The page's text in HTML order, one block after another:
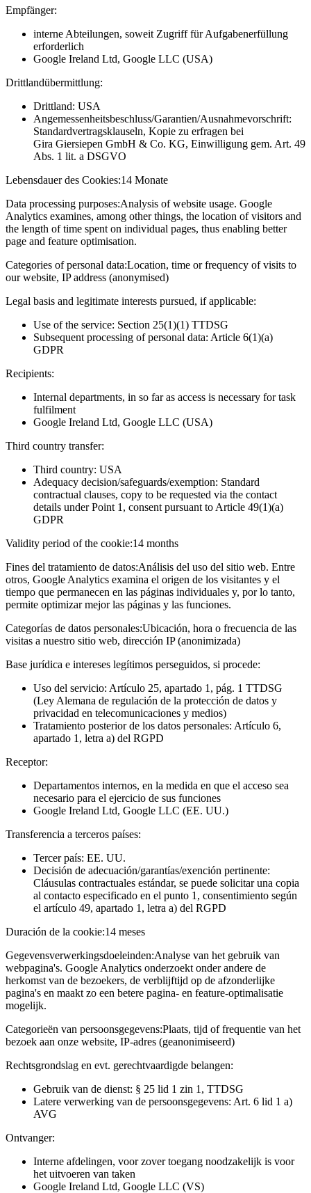
Empfänger:
interne Abteilungen, soweit Zugriff für Aufgabenerfüllung
erforderlich
Google Ireland Ltd, Google LLC (USA)
Drittlandübermittlung:
Drittland: USA
Angemessenheitsbeschluss/Garantien/Ausnahmevorschrift:
Standardvertragsklauseln, Kopie zu erfragen bei
Gira Giersiepen GmbH & Co. KG, Einwilligung gem. Art. 49
Abs. 1 lit. a DSGVO
Lebensdauer des Cookies:14 Monate
Data processing purposes:Analysis of website usage. Google
Analytics examines, among other things, the location of visitors and
the length of time spent on individual pages, thus enabling better
page and feature optimisation.
Categories of personal data:Location, time or frequency of visits to
our website, IP address (anonymised)
Legal basis and legitimate interests pursued, if applicable:
Use of the service: Section 25(1)(1) TTDSG
Subsequent processing of personal data: Article 6(1)(a)
GDPR
Recipients:
Internal departments, in so far as access is necessary for task
fulfilment
Google Ireland Ltd, Google LLC (USA)
Third country transfer:
Third country: USA
Adequacy decision/safeguards/exemption: Standard
contractual clauses, copy to be requested via the contact
details under Point 1, consent pursuant to Article 49(1)(a)
GDPR
Validity period of the cookie:14 months
Fines del tratamiento de datos:Análisis del uso del sitio web. Entre
otros, Google Analytics examina el origen de los visitantes y el
tiempo que permanecen en las páginas individuales y, por lo tanto,
permite optimizar mejor las páginas y las funciones.
Categorías de datos personales:Ubicación, hora o frecuencia de las
visitas a nuestro sitio web, dirección IP (anonimizada)
Base jurídica e intereses legítimos perseguidos, si procede:
Uso del servicio: Artículo 25, apartado 1, pág. 1 TTDSG
(Ley Alemana de regulación de la protección de datos y
privacidad en telecomunicaciones y medios)
Tratamiento posterior de los datos personales: Artículo 6,
apartado 1, letra a) del RGPD
Receptor:
Departamentos internos, en la medida en que el acceso sea
necesario para el ejercicio de sus funciones
Google Ireland Ltd, Google LLC (EE. UU.)
Transferencia a terceros países:
Tercer país: EE. UU.
Decisión de adecuación/garantías/exención pertinente:
Cláusulas contractuales estándar, se puede solicitar una copia
al contacto especificado en el punto 1, consentimiento según
el artículo 49, apartado 1, letra a) del RGPD
Duración de la cookie:14 meses
Gegevensverwerkingsdoeleinden:Analyse van het gebruik van
webpagina's. Google Analytics onderzoekt onder andere de
herkomst van de bezoekers, de verblijftijd op de afzonderlijke
pagina's en maakt zo een betere pagina- en feature-optimalisatie
mogelijk.
Categorieën van persoonsgegevens:Plaats, tijd of frequentie van het
bezoek aan onze website, IP-adres (geanonimiseerd)
Rechtsgrondslag en evt. gerechtvaardigde belangen:
Gebruik van de dienst: § 25 lid 1 zin 1, TTDSG
Latere verwerking van de persoonsgegevens: Art. 6 lid 1 a)
AVG
Ontvanger:
Interne afdelingen, voor zover toegang noodzakelijk is voor
het uitvoeren van taken
Google Ireland Ltd, Google LLC (VS)